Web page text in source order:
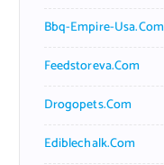
Bbq-Empire-Usa.com
Feedstoreva.com
Drogopets.com
Ediblechalk.com